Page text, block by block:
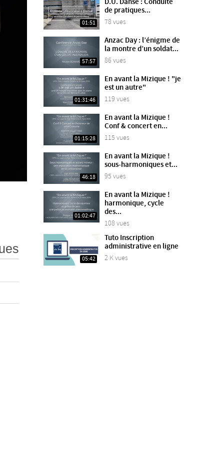
01:51
D.U. Danse : Conduite
de pratiques...
78 vues
57:57
Anzac Day : l’énigme de
la montre d’un soldat...
86 vues
01:31:46
En avant la Mizique ! "je
est un autre"
119 vues
01:15:28
En avant la Mizique !
Conf & concert en...
115 vues
46:18
En avant la Mizique !
sous-harmoniques et...
95 vues
01:02:47
En avant la Mizique !
harmonique, cycle
des...
108 vues
05:42
Tuto Inscription
administrative en ligne
2 K vues